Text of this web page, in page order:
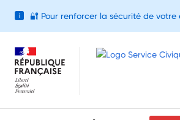
i 🔐 Pour renforcer la sécurité de votre